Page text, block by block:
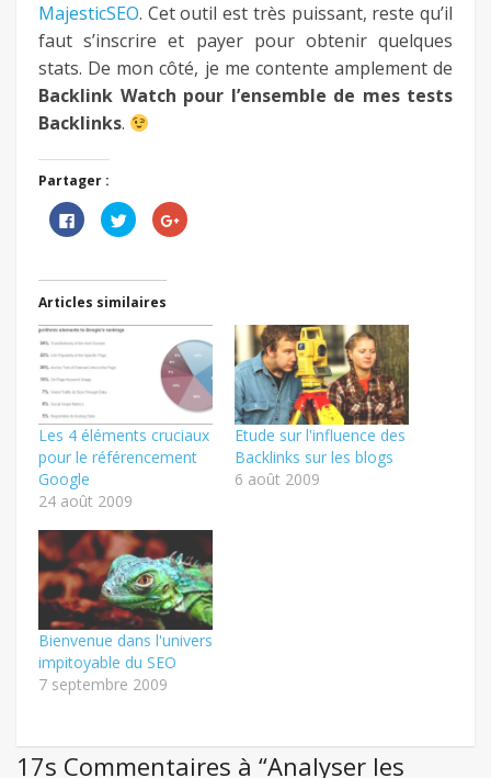
MajesticSEO. Cet outil est très puissant, reste qu’il
faut s’inscrire et payer pour obtenir quelques
stats. De mon côté, je me contente amplement de
Backlink Watch pour l’ensemble de mes tests
Backlinks.
Partager :
Cliquez
pour
partager
dans
une
nouvelle
fenêtre)
Cliquez
pour
partager
dans
une
nouvelle
fenêtre)
Cliquez
pour
nouvelle
fenêtre)
Articles similaires
Les 4 éléments cruciaux
pour le référencement
Google
24 août 2009
Etude sur l'influence des
Backlinks sur les blogs
6 août 2009
Bienvenue dans l'univers
impitoyable du SEO
7 septembre 2009
17s Commentaires à “Analyser les